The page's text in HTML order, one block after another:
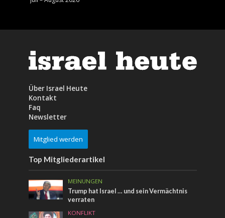
Über Israel Heute
Kontakt
Faq
Newsletter
Mitglied werden
Top Mitgliederartikel
MEINUNGEN
Trump hat Israel … und sein Vermächtnis
verraten
KONFLIKT